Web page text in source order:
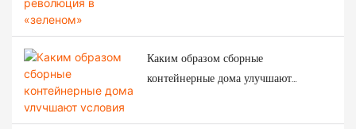
Каким образом сборные
контейнерные дома улучшают